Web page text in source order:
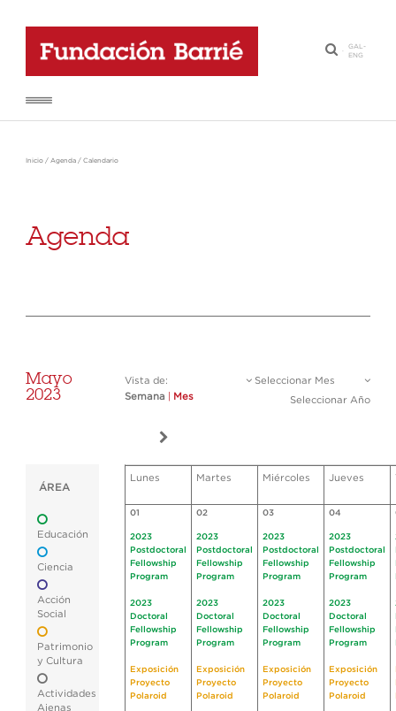
·
GAL-
ENG
Inicio / Agenda / Calendario
Agenda
Mayo
2023
Vista de:
Semana
Mes
Seleccionar Mes
Seleccionar Año
ÁREA
Educación
Ciencia
Acción
Social
Patrimonio
y Cultura
Actividades
Ajenas
Lunes Martes Miércoles Jueves
01
2023
Postdoctoral
Fellowship
Program
2023
Doctoral
Fellowship
Program
Exposición
Proyecto
Polaroid
02
2023
Postdoctoral
Fellowship
Program
2023
Doctoral
Fellowship
Program
Exposición
Proyecto
Polaroid
03
2023
Postdoctoral
Fellowship
Program
2023
Doctoral
Fellowship
Program
Exposición
Proyecto
Polaroid
04
2023
Postdoctoral
Fellowship
Program
2023
Doctoral
Fellowship
Program
Exposición
Proyecto
Polaroid